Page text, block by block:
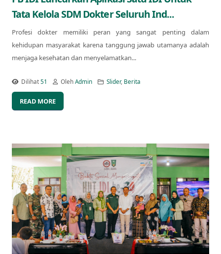
Tata Kelola SDM Dokter Seluruh Ind...
Profesi dokter memiliki peran yang sangat penting dalam
kehidupan masyarakat karena tanggung jawab utamanya adalah
menjaga kesehatan dan menyelamatkan...
Dilihat51 OlehAdmin Slider, Berita
READ MORE